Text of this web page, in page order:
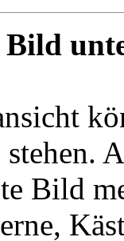
stehen.
Bild